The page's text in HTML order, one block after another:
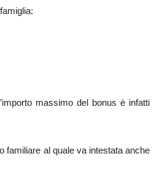
massimo del bonus è infatti
familiare al quale va intestata anche